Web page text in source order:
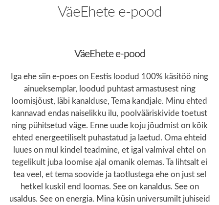
VäeEhete e-pood
VäeEhete e-pood
Iga ehe siin e-poes on Eestis loodud 100% käsitöö ning
ainueksemplar, loodud puhtast armastusest ning
loomisjõust, läbi kanalduse, Tema kandjale. Minu ehted
kannavad endas naiselikku ilu, poolvääriskivide toetust
ning pühitsetud väge. Enne uude koju jõudmist on kõik
ehted energeetiliselt puhastatud ja laetud. Oma ehteid
luues on mul kindel teadmine, et igal valmival ehtel on
tegelikult juba loomise ajal omanik olemas. Ta lihtsalt ei
tea veel, et tema soovide ja taotlustega ehe on just sel
hetkel kuskil end loomas. See on kanaldus. See on
usaldus. See on energia. Mina küsin universumilt juhiseid